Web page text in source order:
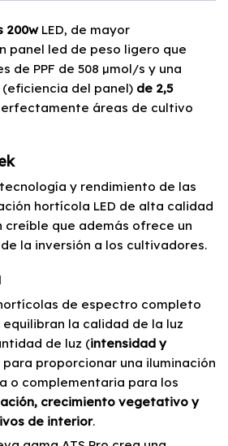
200wLED, de mayor
panel led de peso ligero que
de PPF de 508 µmol/s y una
del panel) de 2,5
áreas de cultivo
y rendimiento de las
hortícola LED de alta calidad
creíble que además ofrece un
la inversión a los cultivadores.
de espectro completo
equilibran la calidad de la luz
de luz (intensidad y
proporcionar una iluminación
o complementaria para los
crecimiento vegetativo y
de interior.